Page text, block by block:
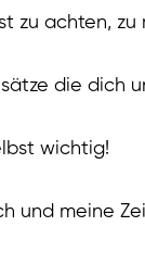
zu achten,
die dich
wichtig!
und meine